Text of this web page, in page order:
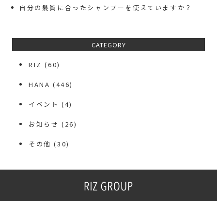
自分の髪質に合ったシャンプーを使えていますか？
CATEGORY
RIZ (60)
HANA (446)
イベント (4)
お知らせ (26)
その他 (30)